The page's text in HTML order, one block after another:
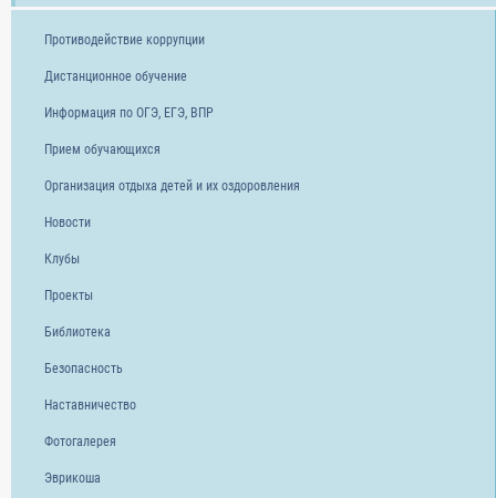
Противодействие коррупции
Дистанционное обучение
Информация по ОГЭ, ЕГЭ, ВПР
Прием обучающихся
Организация отдыха детей и их оздоровления
Новости
Клубы
Проекты
Библиотека
Безопасность
Наставничество
Фотогалерея
Эврикоша